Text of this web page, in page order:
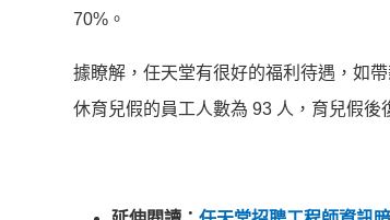
70%。
據瞭解，任天堂有很好的福利待遇，如
休育兒假的員工人數為 93 人，育兒假後